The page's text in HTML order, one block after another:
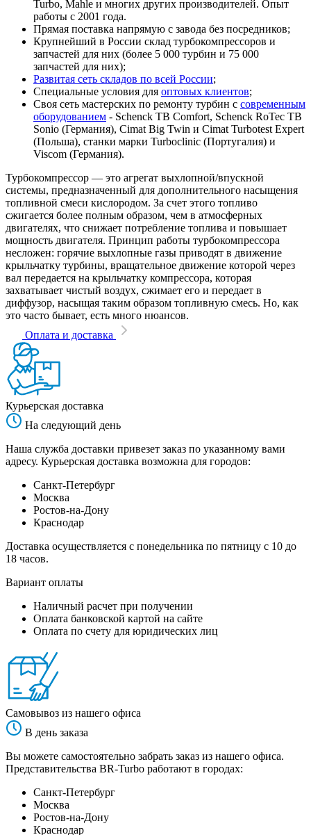
Turbo, Mahle и многих других производителей. Опыт
работы с 2001 года.
Прямая поставка напрямую с завода без посредников;
Крупнейший в России склад турбокомпрессоров и
запчастей для них (более 5 000 турбин и 75 000
запчастей для них);
Развитая сеть складов по всей России;
Специальные условия для оптовых клиентов;
Своя сеть мастерских по ремонту турбин с современным
оборудованием - Schenck TB Comfort, Schenck RoTec TB
Sonio (Германия), Cimat Big Twin и Cimat Turbotest Expert
(Польша), станки марки Turboclinic (Португалия) и
Viscom (Германия).
Турбокомпрессор — это агрегат выхлопной/впускной
системы, предназначенный для дополнительного насыщения
топливной смеси кислородом. За счет этого топливо
сжигается более полным образом, чем в атмосферных
двигателях, что снижает потребление топлива и повышает
мощность двигателя. Принцип работы турбокомпрессора
несложен: горячие выхлопные газы приводят в движение
крыльчатку турбины, вращательное движение которой через
вал передается на крыльчатку компрессора, которая
захватывает чистый воздух, сжимает его и передает в
диффузор, насыщая таким образом топливную смесь. Но, как
это часто бывает, есть много нюансов.
Оплата и доставка
Курьерская доставка
На следующий день
Наша служба доставки привезет заказ по указанному вами
адресу. Курьерская доставка возможна для городов:
Санкт-Петербург
Москва
Ростов-на-Дону
Краснодар
Доставка осуществляется с понедельника по пятницу с 10 до
18 часов.
Вариант оплаты
Наличный расчет при получении
Оплата банковской картой на сайте
Оплата по счету для юридических лиц
Самовывоз из нашего офиса
В день заказа
Вы можете самостоятельно забрать заказ из нашего офиса.
Представительства BR-Turbo работают в городах:
Санкт-Петербург
Москва
Ростов-на-Дону
Краснодар